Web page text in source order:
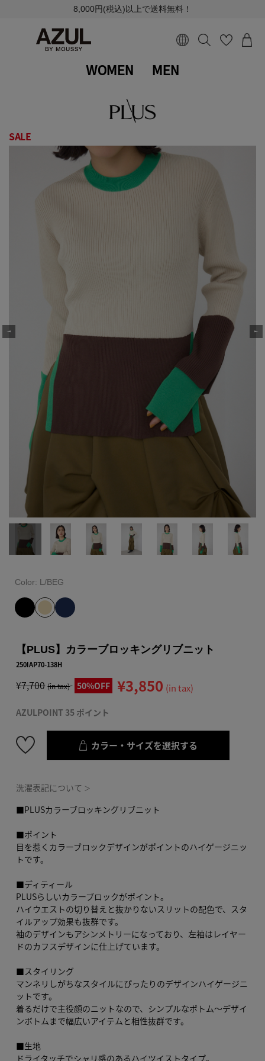
8,000円(税込)以上で送料無料！
WOMEN MEN
SALE
Color: L/BEG
【PLUS】カラーブロッキングリブニット
250IAP70-138H
¥7,700 (in tax) 50%OFF ¥3,850 (in tax)
AZULPOINT 35 ポイント
カラー・サイズを選択する
洗濯表記について ＞
■PLUSカラーブロッキングリブニット
■ポイント
目を惹くカラーブロックデザインがポイントのハイゲージニッ
トです。
■ディティール
PLUSらしいカラーブロックがポイント。
ハイウエストの切り替えと抜かりないスリットの配色で、スタ
イルアップ効果も抜群です。
袖のデザインもアシンメトリーになっており、左袖はレイヤー
ドのカフスデザインに仕上げています。
■スタイリング
マンネリしがちなスタイルにぴったりのデザインハイゲージニ
ットです。
着るだけで主役顔のニットなので、シンプルなボトム～デザイ
ンボトムまで幅広いアイテムと相性抜群です。
■生地
ドライタッチでシャリ感のあるハイツイストタイプ。